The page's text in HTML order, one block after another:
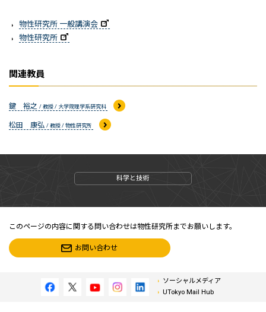
物性研究所 一般講演会
物性研究所
関連教員
鍵 裕之 / 教授 / 大学院理学系研究科
松田 康弘 / 教授 / 物性研究所
科学と技術
このページの内容に関する問い合わせは物性研究所までお願いします。
お問い合わせ
ソーシャルメディア
UTokyo Mail Hub